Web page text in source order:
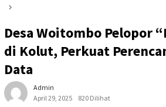
Desa Woitombo Pelopor
di Kolut, Perkuat
Data
Admin
April 29, 2025
820 Dilihat